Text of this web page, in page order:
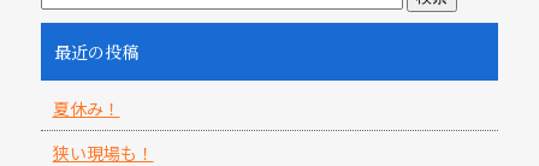
最近の投稿
夏休み！
狭い現場も！